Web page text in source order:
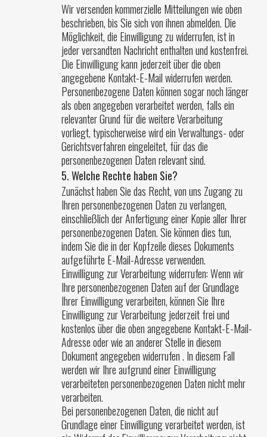
Wir versenden kommerzielle Mitteilungen wie oben
beschrieben, bis Sie sich von ihnen abmelden. Die
Möglichkeit, die Einwilligung zu widerrufen, ist in
jeder versandten Nachricht enthalten und kostenfrei.
Die Einwilligung kann jederzeit über die oben
angegebene Kontakt-E-Mail widerrufen werden.
Personenbezogene Daten können sogar noch länger
als oben angegeben verarbeitet werden, falls ein
relevanter Grund für die weitere Verarbeitung
vorliegt, typischerweise wird ein Verwaltungs- oder
Gerichtsverfahren eingeleitet, für das die
personenbezogenen Daten relevant sind.
5. Welche Rechte haben Sie?
Zunächst haben Sie das Recht, von uns Zugang zu
Ihren personenbezogenen Daten zu verlangen,
einschließlich der Anfertigung einer Kopie aller Ihrer
personenbezogenen Daten. Sie können dies tun,
indem Sie die in der Kopfzeile dieses Dokuments
aufgeführte E-Mail-Adresse verwenden.
Einwilligung zur Verarbeitung widerrufen: Wenn wir
Ihre personenbezogenen Daten auf der Grundlage
Ihrer Einwilligung verarbeiten, können Sie Ihre
Einwilligung zur Verarbeitung jederzeit frei und
kostenlos über die oben angegebene Kontakt-E-Mail-
Adresse oder wie an anderer Stelle in diesem
Dokument angegeben widerrufen . In diesem Fall
werden wir Ihre aufgrund einer Einwilligung
verarbeiteten personenbezogenen Daten nicht mehr
verarbeiten.
Bei personenbezogenen Daten, die nicht auf
Grundlage einer Einwilligung verarbeitet werden, ist